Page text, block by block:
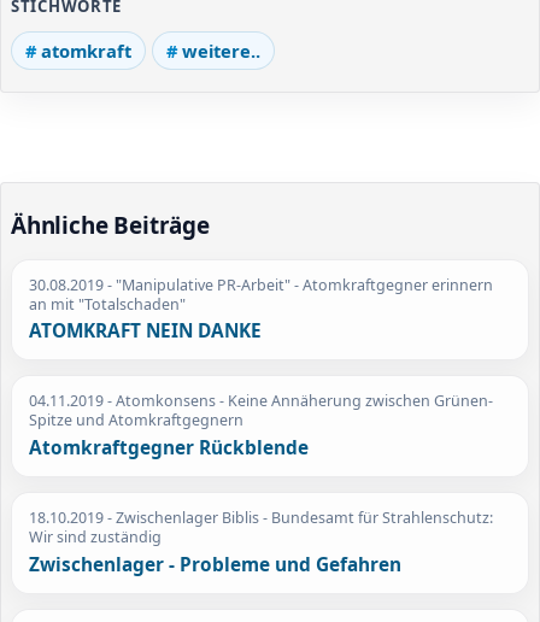
STICHWORTE
atomkraft weitere..
Ähnliche Beiträge
30.08.2019- "Manipulative PR-Arbeit" - Atomkraftgegner erinnern
an mit "Totalschaden"
ATOMKRAFT NEIN DANKE
04.11.2019- Atomkonsens - Keine Annäherung zwischen Grünen-
Spitze und Atomkraftgegnern
Atomkraftgegner Rückblende
18.10.2019- Zwischenlager Biblis - Bundesamt für Strahlenschutz:
Wir sind zuständig
Zwischenlager - Probleme und Gefahren